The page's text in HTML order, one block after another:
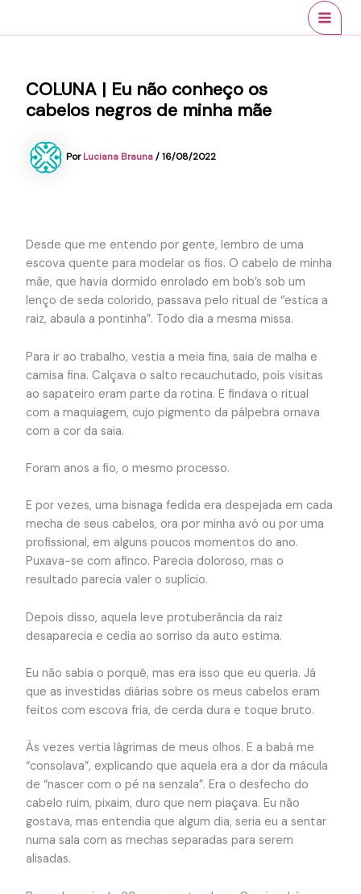
COLUNA | Eu não conheço os
cabelos negros de minha mãe
PorLuciana Brauna/16/08/2022
Desde que me entendo por gente, lembro de uma
escova quente para modelar os fios. O cabelo de minha
mãe, que havia dormido enrolado em bob’s sob um
lenço de seda colorido, passava pelo ritual de “estica a
raiz, abaula a pontinha”. Todo dia a mesma missa.
Para ir ao trabalho, vestia a meia fina, saia de malha e
camisa fina. Calçava o salto recauchutado, pois visitas
ao sapateiro eram parte da rotina. E findava o ritual
com a maquiagem, cujo pigmento da pálpebra ornava
com a cor da saia.
Foram anos a fio, o mesmo processo.
E por vezes, uma bisnaga fedida era despejada em cada
mecha de seus cabelos, ora por minha avó ou por uma
profissional, em alguns poucos momentos do ano.
Puxava-se com afinco. Parecia doloroso, mas o
resultado parecia valer o suplício.
Depois disso, aquela leve protuberância da raiz
desaparecia e cedia ao sorriso da auto estima.
Eu não sabia o porquê, mas era isso que eu queria. Já
que as investidas diárias sobre os meus cabelos eram
feitos com escova fria, de cerda dura e toque bruto.
Às vezes vertia lágrimas de meus olhos. E a babá me
“consolava”, explicando que aquela era a dor da mácula
de “nascer com o pé na senzala”. Era o desfecho do
cabelo ruim, pixaim, duro que nem piaçava. Eu não
gostava, mas entendia que algum dia, seria eu a sentar
numa sala com as mechas separadas para serem
alisadas.